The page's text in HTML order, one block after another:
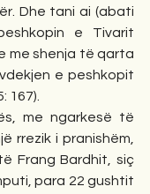
Dhe tani ai (abati
e Tivarit
me shenja të qarta
e peshkopit
167).
me ngarkesë të
rrezik i pranishëm,
Frang Bardhit, siç
para 22 gushtit